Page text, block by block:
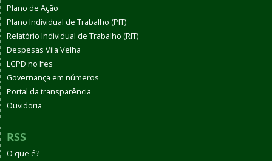
Plano de Ação
Plano Individual de Trabalho (PIT)
Relatório Individual de Trabalho (RIT)
Despesas Vila Velha
LGPD no Ifes
Governança em números
Portal da transparência
Ouvidoria
RSS
O que é?